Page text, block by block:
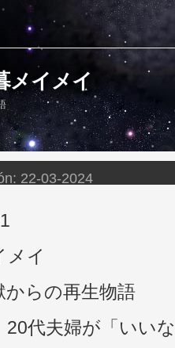
メイメイ
22-03-2024
メイ
からの再生物語
20代夫婦が「いい